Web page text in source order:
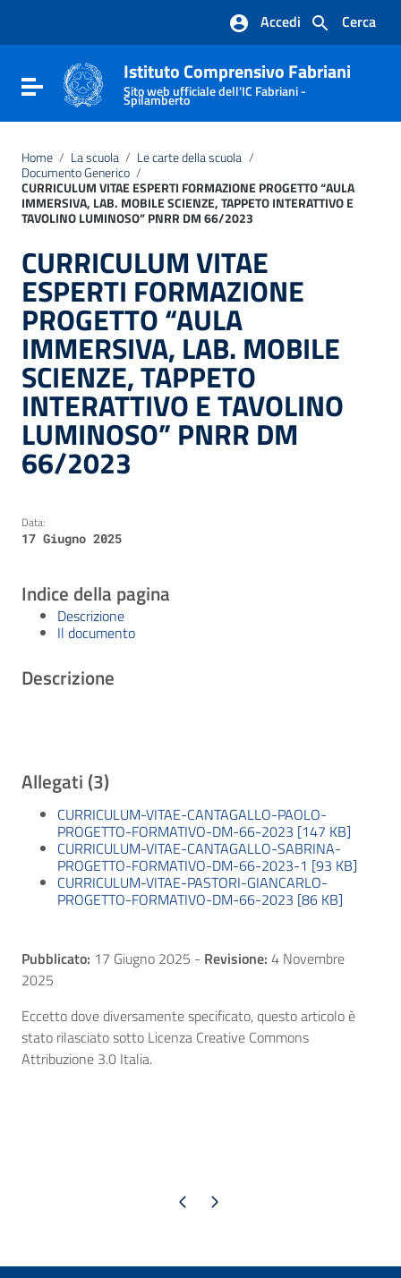
Vai al footer
Cerca
Accedi
Attiva / disattiva la navigazione
Istituto Comprensivo Fabriani
Sito web ufficiale dell'IC Fabriani -
Spilamberto
Home / La scuola / Le carte della scuola /
Documento Generico /
CURRICULUM VITAE ESPERTI FORMAZIONE PROGETTO “AULA
IMMERSIVA, LAB. MOBILE SCIENZE, TAPPETO INTERATTIVO E
TAVOLINO LUMINOSO” PNRR DM 66/2023
CURRICULUM VITAE
ESPERTI FORMAZIONE
PROGETTO “AULA
IMMERSIVA, LAB. MOBILE
SCIENZE, TAPPETO
INTERATTIVO E TAVOLINO
LUMINOSO” PNRR DM
66/2023
Data:
17 Giugno 2025
Indice della pagina
Descrizione
Il documento
Descrizione
Allegati (3)
CURRICULUM-VITAE-CANTAGALLO-PAOLO-
PROGETTO-FORMATIVO-DM-66-2023 [147 KB]
CURRICULUM-VITAE-CANTAGALLO-SABRINA-
PROGETTO-FORMATIVO-DM-66-2023-1 [93 KB]
CURRICULUM-VITAE-PASTORI-GIANCARLO-
PROGETTO-FORMATIVO-DM-66-2023 [86 KB]
Pubblicato: 17 Giugno 2025 - Revisione: 4 Novembre
2025
Eccetto dove diversamente specificato, questo articolo è
stato rilasciato sotto Licenza Creative Commons
Attribuzione 3.0 Italia.
Pagina precedente
Pagina successiva